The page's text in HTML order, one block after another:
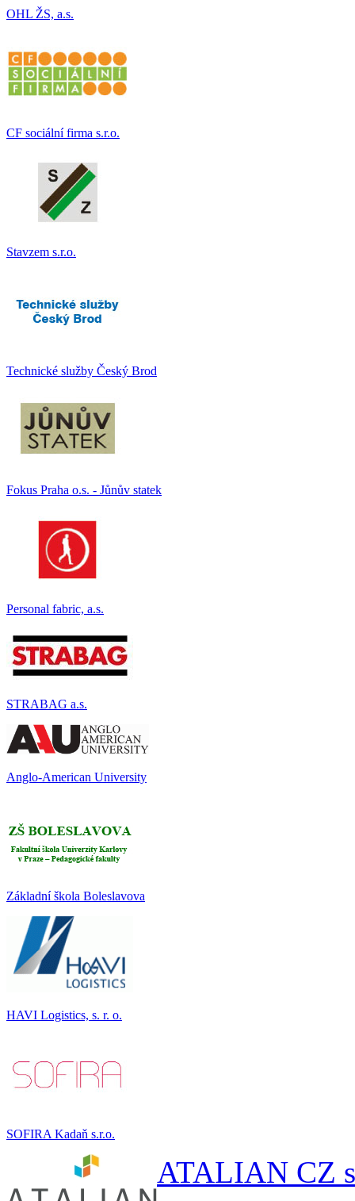
OHL ŽS, a.s.
CF sociální firma s.r.o.
Stavzem s.r.o.
Technické služby Český Brod
Fokus Praha o.s. - Jůnův statek
Personal fabric, a.s.
STRABAG a.s.
Anglo-American University
Základní škola Boleslavova
HAVI Logistics, s. r. o.
SOFIRA Kadaň s.r.o.
ATALIAN CZ